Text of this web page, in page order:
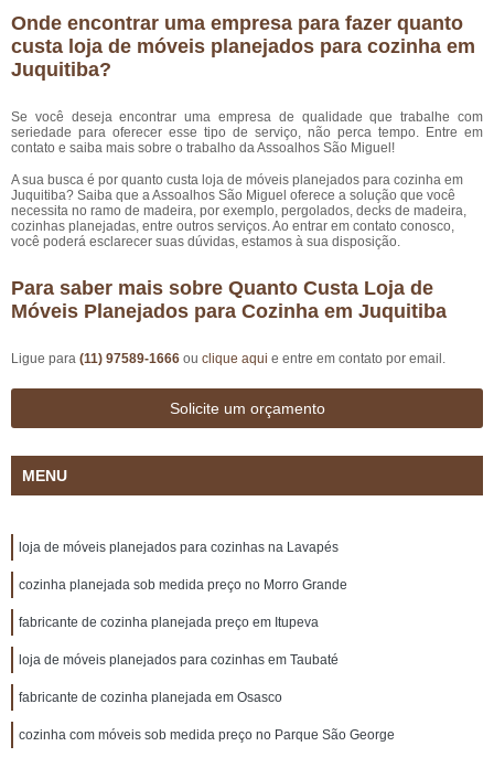
Onde encontrar uma empresa para fazer quanto
custa loja de móveis planejados para cozinha em
Juquitiba?
Se você deseja encontrar uma empresa de qualidade que trabalhe com
seriedade para oferecer esse tipo de serviço, não perca tempo. Entre em
contato e saiba mais sobre o trabalho da Assoalhos São Miguel!
A sua busca é por quanto custa loja de móveis planejados para cozinha em
Juquitiba? Saiba que a Assoalhos São Miguel oferece a solução que você
necessita no ramo de madeira, por exemplo, pergolados, decks de madeira,
cozinhas planejadas, entre outros serviços. Ao entrar em contato conosco,
você poderá esclarecer suas dúvidas, estamos à sua disposição.
Para saber mais sobre Quanto Custa Loja de
Móveis Planejados para Cozinha em Juquitiba
Ligue para (11) 97589-1666 ou clique aqui e entre em contato por email.
Solicite um orçamento
MENU
loja de móveis planejados para cozinhas na Lavapés
cozinha planejada sob medida preço no Morro Grande
fabricante de cozinha planejada preço em Itupeva
loja de móveis planejados para cozinhas em Taubaté
fabricante de cozinha planejada em Osasco
cozinha com móveis sob medida preço no Parque São George